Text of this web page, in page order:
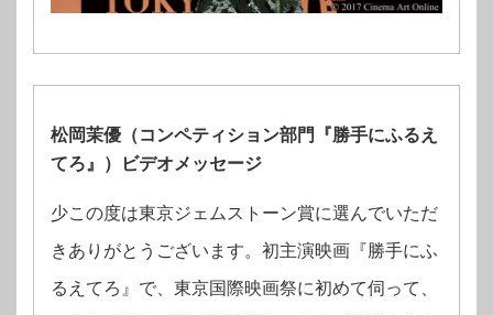
松岡茉優（コンペティション部⾨『勝⼿にふるえ
てろ』）ビデオメッセージ
少この度は東京ジェムストーン賞に選んでいただ
きありがとうございます。初主演映画『勝⼿にふ
るえてろ』で、東京国際映画祭に初めて伺って、